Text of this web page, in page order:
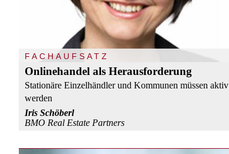
FACHAUFSATZ
Onlinehandel als Herausforderung
Stationäre Einzelhändler und Kommunen müssen aktiv
werden
Iris Schöberl
BMO Real Estate Partners